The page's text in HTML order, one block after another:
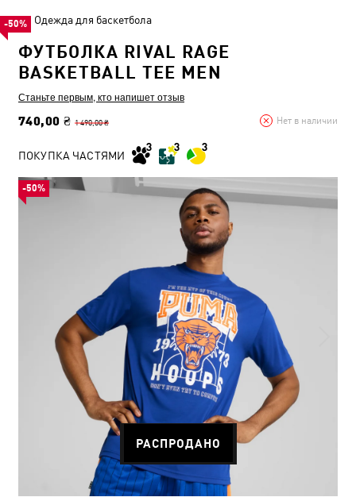
Одежда для баскетбола
ФУТБОЛКА RIVAL RAGE
BASKETBALL TEE MEN
Станьте первым, кто напишет отзыв
740,00 ₴ 1 490,00 ₴ Нет в наличии
-50%
ПОКУПКА ЧАСТЯМИ
РАСПРОДАНО
-50%